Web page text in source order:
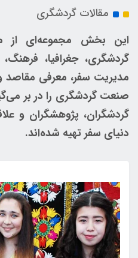
مقالات گردشگری
این بخش مجموعه‌ای از
گردشگری، جغرافیا،
مدیریت سفر، معرفی مقاصد
صنعت گردشگری را در بر
گردشگران، پژوهشگران و
دنیای سفر تهیه شده‌اند.